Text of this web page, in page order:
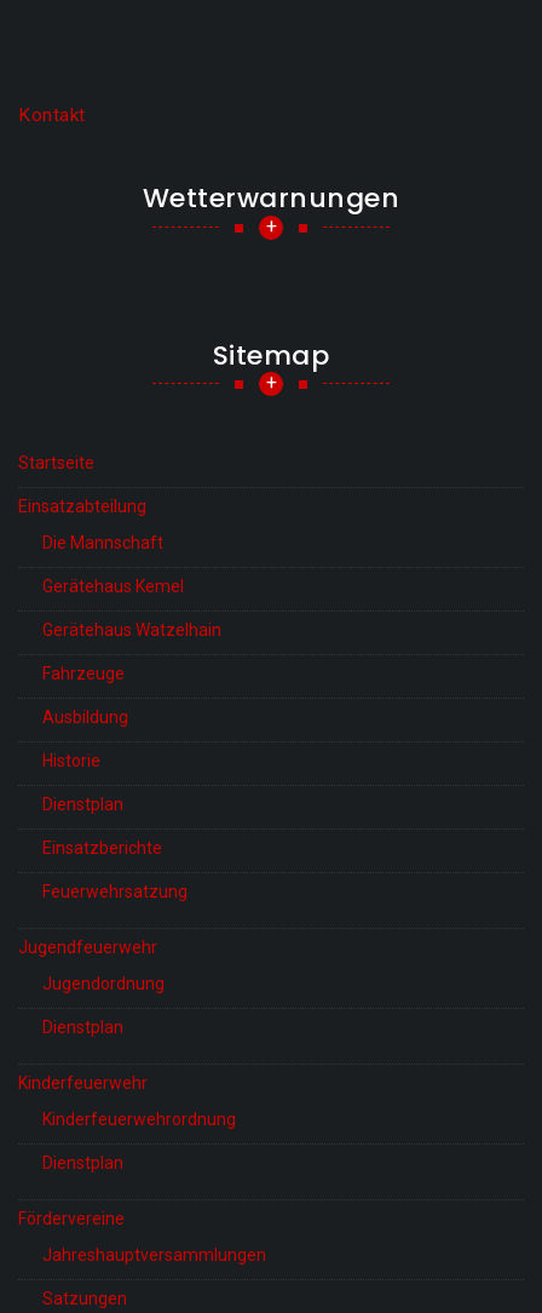
Kontakt
Wetterwarnungen
+
Sitemap
+
Startseite
Einsatzabteilung
Die Mannschaft
Gerätehaus Kemel
Gerätehaus Watzelhain
Fahrzeuge
Ausbildung
Historie
Dienstplan
Einsatzberichte
Feuerwehrsatzung
Jugendfeuerwehr
Jugendordnung
Dienstplan
Kinderfeuerwehr
Kinderfeuerwehrordnung
Dienstplan
Fördervereine
Jahreshauptversammlungen
Satzungen